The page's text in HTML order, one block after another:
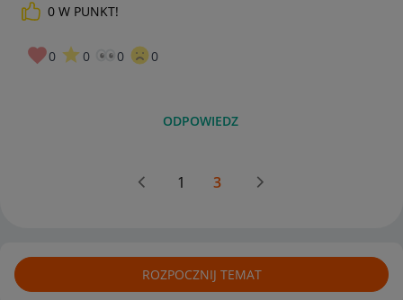
0 W PUNKT!
0 0 0 0
ODPOWIEDZ
1 3
ROZPOCZNIJ TEMAT